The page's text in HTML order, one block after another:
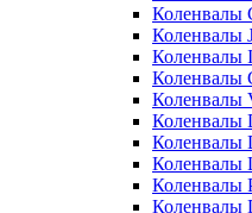
Коленвалы
Коленвалы
Коленвалы
Коленвалы
Коленвалы
Коленвалы
Коленвалы
Коленвалы
Коленвалы
Коленвалы